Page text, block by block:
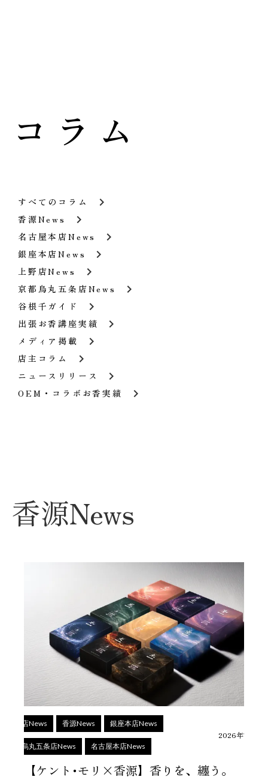
コラム
すべてのコラム keyboard_arrow_right
香源News keyboard_arrow_right
名古屋本店News keyboard_arrow_right
銀座本店News keyboard_arrow_right
上野店News keyboard_arrow_right
京都烏丸五条店News keyboard_arrow_right
谷根千ガイド keyboard_arrow_right
出張お香講座実績 keyboard_arrow_right
メディア掲載 keyboard_arrow_right
店主コラム keyboard_arrow_right
ニュースリリース keyboard_arrow_right
OEM・コラボお香実績 keyboard_arrow_right
香源News
2026年7月29
上野店News 香源News 銀座本店News
京都烏丸五条店News 名古屋本店News
【ケント･モリ×香源】香りを、纏う。